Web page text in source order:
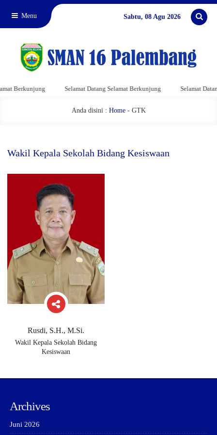
Menu Sabtu, 08 Agu 2026
Berkunjung Selamat Datang Selamat Berkunjung Selamat
Anda disini : Home- GTK
Wakil Kepala Sekolah Bidang Kesiswaan
Rusdi, S.H., M.Si.
Wakil Kepala Sekolah Bidang
Kesiswaan
Archives
Juni 2026